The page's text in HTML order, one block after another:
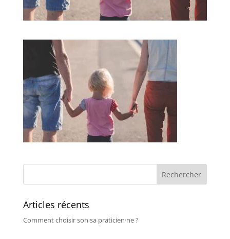
Articles récents
Comment choisir son·sa praticien·ne ?